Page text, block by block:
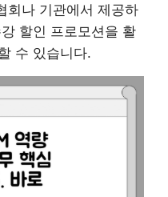
회나 기관에서 제공하
할인 프로모션을 활
수 있습니다.